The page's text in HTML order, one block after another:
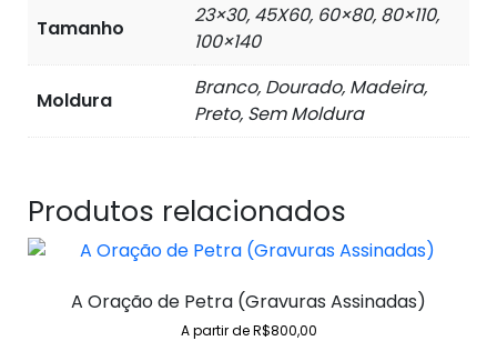
Tamanho
23×30, 45X60, 60×80, 80×110,
100×140
Moldura
Branco, Dourado, Madeira,
Preto, Sem Moldura
Produtos relacionados
A Oração de Petra (Gravuras Assinadas)
A partir deR$800,00